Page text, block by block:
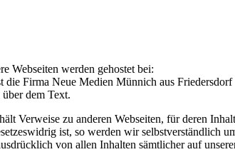
Webseiten werden gehostet bei:
die Firma Neue Medien Münnich aus
dem Text.
Verweise zu anderen Webseiten, für deren
ist, so werden wir selbstverständlich
von allen Inhalten sämtlicher auf